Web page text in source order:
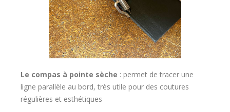
Le compas à pointe sèche : permet de tracer une
ligne parallèle au bord, très utile pour des coutures
régulières et esthétiques